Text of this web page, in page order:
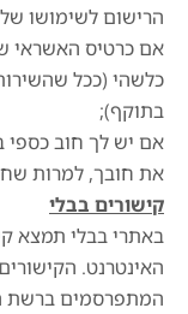
הרישום לשימושו
אם כרטיס האשראי
כלשהי (ככל
בתוקף);
אם יש לך חוב כספי
את חובך, למרות
קישורים בבלי
באתרי בבלי תמצא
האינטרנט.
המתפרסמים ברשת